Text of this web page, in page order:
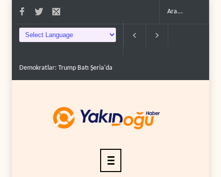
Demokratlar: Trump Batı Şeria'da işgalci yerleşimcilere ..